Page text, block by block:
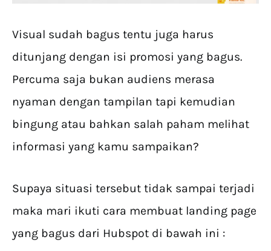
Visual sudah bagus tentu juga harus
ditunjang dengan isi promosi yang bagus.
Percuma saja bukan audiens merasa
nyaman dengan tampilan tapi kemudian
bingung atau bahkan salah paham melihat
informasi yang kamu sampaikan?
Supaya situasi tersebut tidak sampai terjadi
maka mari ikuti cara membuat landing page
yang bagus dari Hubspot di bawah ini :